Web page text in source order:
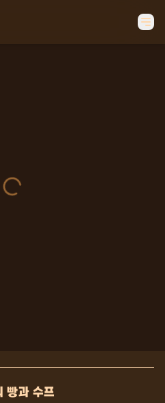
빵과 수프